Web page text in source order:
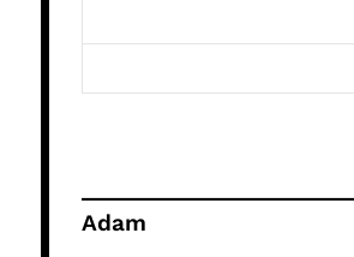
Adam